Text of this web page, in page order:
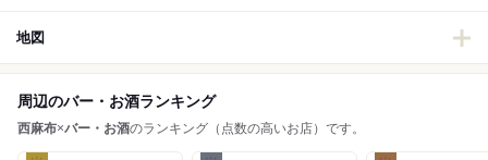
地図
周辺のバー・お酒ランキング
西麻布×バー・お酒のランキング（点数の高いお店）です。